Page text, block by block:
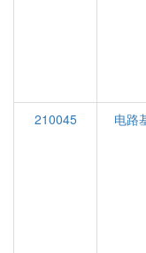
210045
电路